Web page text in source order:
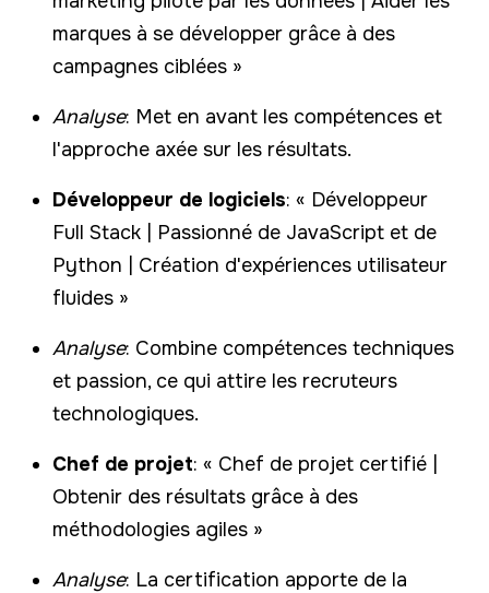
marques à se développer grâce à des
campagnes ciblées »
Analyse: Met en avant les compétences et
l'approche axée sur les résultats.
Développeur de logiciels: « Développeur
Full Stack | Passionné de JavaScript et de
Python | Création d'expériences utilisateur
fluides »
Analyse: Combine compétences techniques
et passion, ce qui attire les recruteurs
technologiques.
Chef de projet: « Chef de projet certifié |
Obtenir des résultats grâce à des
méthodologies agiles »
Analyse: La certification apporte de la